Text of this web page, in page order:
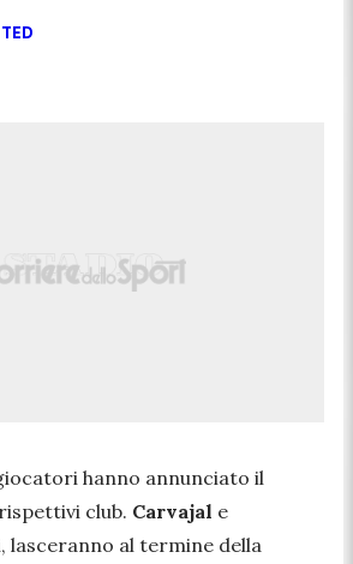
hanno annunciato il
club. Carvajal e
lasceranno al termine della